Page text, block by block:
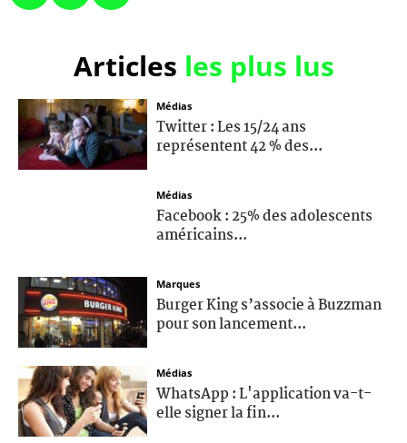
Articles les plus lus
Médias
Twitter : Les 15/24 ans
représentent 42 % des...
Médias
Facebook : 25% des adolescents
américains...
Marques
Burger King s’associe à Buzzman
pour son lancement...
Médias
WhatsApp : L'application va-t-
elle signer la fin...